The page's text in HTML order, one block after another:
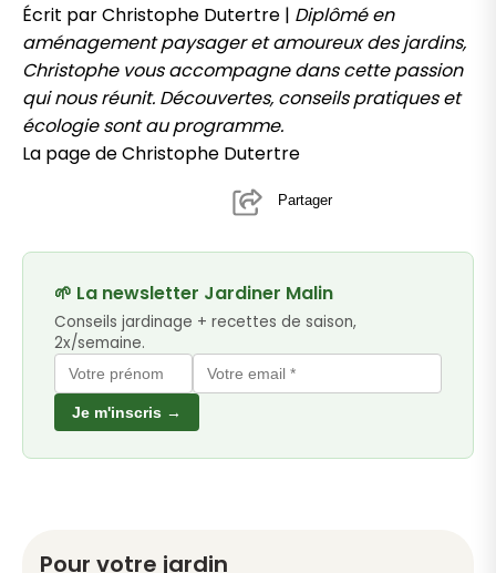
Écrit par Christophe Dutertre | Diplômé en
aménagement paysager et amoureux des jardins,
Christophe vous accompagne dans cette passion
qui nous réunit. Découvertes, conseils pratiques et
écologie sont au programme.
La page de Christophe Dutertre
Partager
🌱 La newsletter Jardiner Malin
Conseils jardinage + recettes de saison,
2x/semaine.
Je m'inscris →
Pour votre jardin